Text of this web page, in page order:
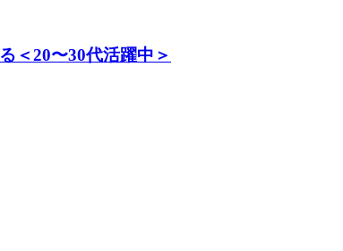
＜20〜30代活躍中＞